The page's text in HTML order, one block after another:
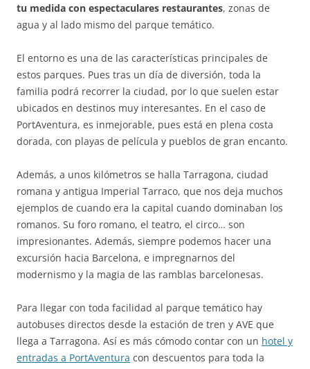
tu medida con espectaculares restaurantes, zonas de
agua y al lado mismo del parque temático.
El entorno es una de las características principales de
estos parques. Pues tras un día de diversión, toda la
familia podrá recorrer la ciudad, por lo que suelen estar
ubicados en destinos muy interesantes. En el caso de
PortAventura, es inmejorable, pues está en plena costa
dorada, con playas de película y pueblos de gran encanto.
Además, a unos kilómetros se halla Tarragona, ciudad
romana y antigua Imperial Tarraco, que nos deja muchos
ejemplos de cuando era la capital cuando dominaban los
romanos. Su foro romano, el teatro, el circo… son
impresionantes. Además, siempre podemos hacer una
excursión hacia Barcelona, e impregnarnos del
modernismo y la magia de las ramblas barcelonesas.
Para llegar con toda facilidad al parque temático hay
autobuses directos desde la estación de tren y AVE que
llega a Tarragona. Así es más cómodo contar con un hotel y
entradas a PortAventura con descuentos para toda la